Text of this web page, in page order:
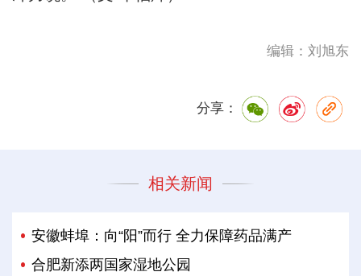
编辑：刘旭东
分享：
相关新闻
安徽蚌埠：向“阳”而行 全力保障药品满产
合肥新添两国家湿地公园